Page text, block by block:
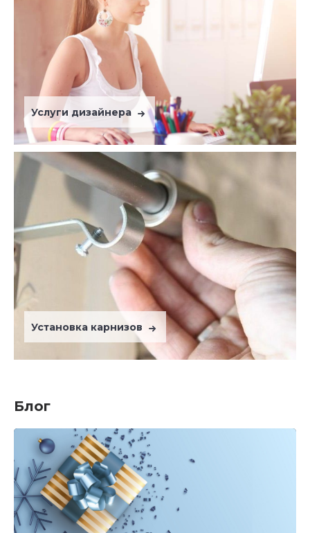
Услуги дизайнера
Установка карнизов
Блог